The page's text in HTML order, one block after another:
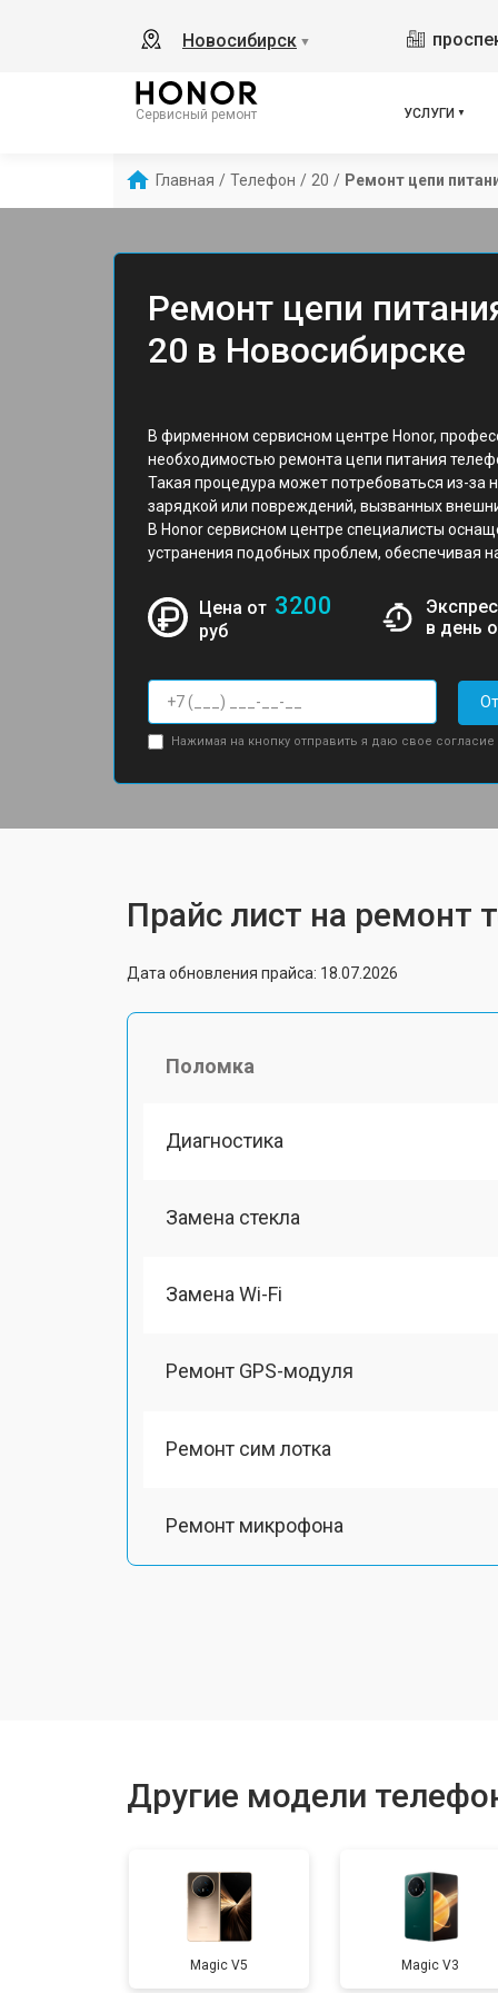
Новосибирск ▼
Сервисный ремонт УСЛУГИ
Главная / Телефон / 20 / Ремонт цепи
Ремонт цепи
20 в Новосибирске
В фирменном сервисном центре Honor,
необходимостью ремонта цепи питания
Такая процедура может потребоваться из-за
зарядкой или повреждений, вызванных
В Honor сервисном центре специалисты
устранения подобных проблем, обеспечивая
Цена от 3200
руб
в день
Нажимая на кнопку отправить я даю свое согласие
Прайс лист на ремонт
Дата обновления прайса: 18.07.2026
Поломка
Диагностика
Замена стекла
Замена Wi-Fi
Ремонт GPS-модуля
Ремонт сим лотка
Ремонт микрофона
Замена задней крышки
Замена дисплея (экрана)
Другие модели
Magic V5 Magic V3